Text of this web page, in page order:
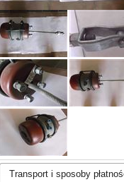
Transport i sposoby